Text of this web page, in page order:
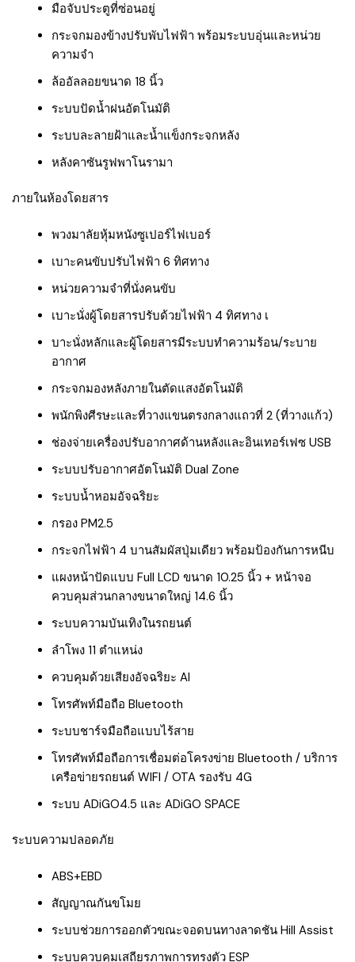
มือจับประตูที่ซ่อนอยู่
กระจกมองข้างปรับพับไฟฟ้า พร้อมระบบอุ่นและหน่วย
ความจำ
ล้ออัลลอยขนาด 18 นิ้ว
ระบบปัดน้ำฝนอัตโนมัติ
ระบบละลายฝ้าและน้ำแข็งกระจกหลัง
หลังคาซันรูฟพาโนรามา
ภายในห้องโดยสาร
พวงมาลัยหุ้มหนังซูเปอร์ไฟเบอร์
เบาะคนขับปรับไฟฟ้า 6 ทิศทาง
หน่วยความจำที่นั่งคนขับ
เบาะนั่งผู้โดยสารปรับด้วยไฟฟ้า 4 ทิศทาง เ
บาะนั่งหลักและผู้โดยสารมีระบบทำความร้อน/ระบาย
อากาศ
กระจกมองหลังภายในตัดแสงอัตโนมัติ
พนักพิงศีรษะและที่วางแขนตรงกลางแถวที่ 2 (ที่วางแก้ว)
ช่องจ่ายเครื่องปรับอากาศด้านหลังและอินเทอร์เฟซ USB
ระบบปรับอากาศอัตโนมัติ Dual Zone
ระบบน้ำหอมอัจฉริยะ
กรอง PM2.5
กระจกไฟฟ้า 4 บานสัมผัสปุ่มเดียว พร้อมป้องกันการหนีบ
แผงหน้าปัดแบบ Full LCD ขนาด 10.25 นิ้ว + หน้าจอ
ควบคุมส่วนกลางขนาดใหญ่ 14.6 นิ้ว
ระบบความบันเทิงในรถยนต์
ลำโพง 11 ตำแหน่ง
ควบคุมด้วยเสียงอัจฉริยะ AI
โทรศัพท์มือถือ Bluetooth
ระบบชาร์จมือถือแบบไร้สาย
โทรศัพท์มือถือการเชื่อมต่อโครงข่าย Bluetooth / บริการ
เครือข่ายรถยนต์ WIFI / OTA รองรับ 4G
ระบบ ADiGO4.5 และ ADiGO SPACE
ระบบความปลอดภัย
ABS+EBD
สัญญาณกันขโมย
ระบบช่วยการออกตัวขณะจอดบนทางลาดชัน Hill Assist
ระบบควบคุมเสถียรภาพการทรงตัว ESP